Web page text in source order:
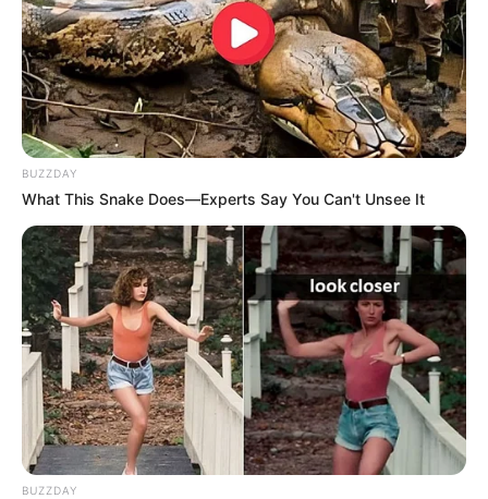
Fête de la Musique Hannover
La Fête de la Musique, dieses inzwischen sehr
bekannte Fest der Straßenmusik, findet alljährlich
am 21. Juni zum Sommeranfang in Hannover und
weiteren mehr als 500 Städten weltweit statt. Die
ursprüngliche Idee kommt aus Frankreich, wo 1982
in Paris alles begann. In Hannover spielen jedes
Jahr mehr als 1.000 Musiker auf über 30 Bühnen.
Stadt/Ort: Hannover
Beginn: 21.06.2027 12:00 Uhr
Ende: 22.06.2027 00:00 Uhr
Eintrittspreis: Freier Eintritt
Hotel für diese Veranstaltung buchen
Fête de la Musique Hannover
BUZZDAY
What This Snake Does—Experts Say You Can't Unsee It
BUZZDAY